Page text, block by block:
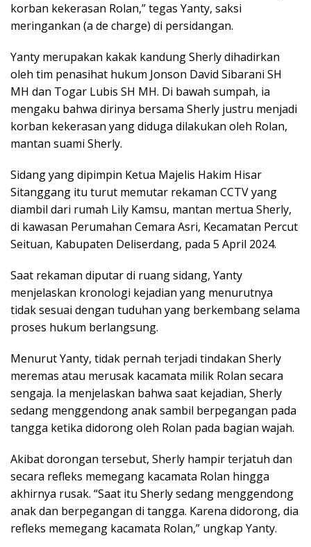
korban kekerasan Rolan,” tegas Yanty, saksi
meringankan (a de charge) di persidangan.
Yanty merupakan kakak kandung Sherly dihadirkan
oleh tim penasihat hukum Jonson David Sibarani SH
MH dan Togar Lubis SH MH. Di bawah sumpah, ia
mengaku bahwa dirinya bersama Sherly justru menjadi
korban kekerasan yang diduga dilakukan oleh Rolan,
mantan suami Sherly.
Sidang yang dipimpin Ketua Majelis Hakim Hisar
Sitanggang itu turut memutar rekaman CCTV yang
diambil dari rumah Lily Kamsu, mantan mertua Sherly,
di kawasan Perumahan Cemara Asri, Kecamatan Percut
Seituan, Kabupaten Deliserdang, pada 5 April 2024.
Saat rekaman diputar di ruang sidang, Yanty
menjelaskan kronologi kejadian yang menurutnya
tidak sesuai dengan tuduhan yang berkembang selama
proses hukum berlangsung.
Menurut Yanty, tidak pernah terjadi tindakan Sherly
meremas atau merusak kacamata milik Rolan secara
sengaja. Ia menjelaskan bahwa saat kejadian, Sherly
sedang menggendong anak sambil berpegangan pada
tangga ketika didorong oleh Rolan pada bagian wajah.
Akibat dorongan tersebut, Sherly hampir terjatuh dan
secara refleks memegang kacamata Rolan hingga
akhirnya rusak. “Saat itu Sherly sedang menggendong
anak dan berpegangan di tangga. Karena didorong, dia
refleks memegang kacamata Rolan,” ungkap Yanty.